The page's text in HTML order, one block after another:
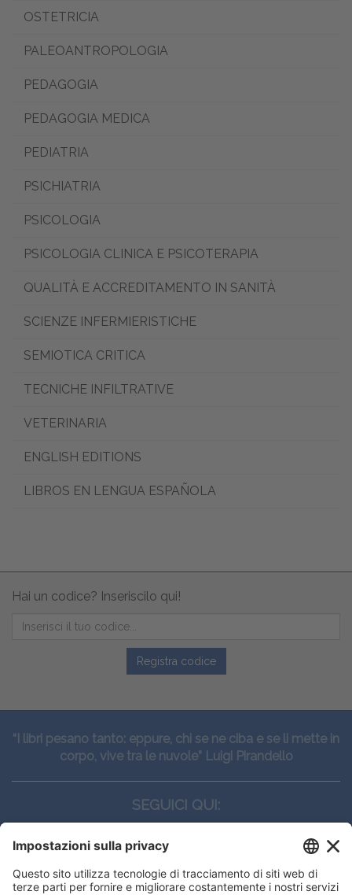
OSTETRICIA
PALEOANTROPOLOGIA
PEDAGOGIA
PEDAGOGIA MEDICA
PEDIATRIA
PSICHIATRIA
PSICOLOGIA
PSICOLOGIA CLINICA E PSICOTERAPIA
QUALITÀ E ACCREDITAMENTO IN SANITÀ
SCIENZE INFERMIERISTICHE
SEMIOTICA CRITICA
TECNICHE INFILTRATIVE
VETERINARIA
ENGLISH EDITIONS
LIBROS EN LENGUA ESPAÑOLA
Hai un codice? Inseriscilo qui!
Registra codice
“I libri pesano tanto: eppure, chi se ne ciba e se li mette in
corpo, vive tra le nuvole” Luigi Pirandello
SEGUICI QUI:
CONTATTI